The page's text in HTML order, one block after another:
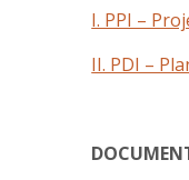
I. PPI –
II. PDI –